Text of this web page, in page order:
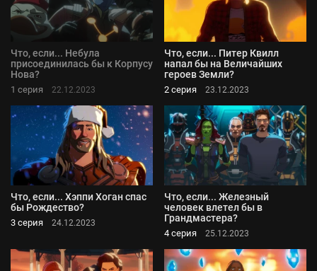
Что, если... Небула
присоединилась бы к Корпусу
Нова?
1 серия 22.12.2023
Что, если... Питер Квилл
напал бы на Величайших
героев Земли?
2 серия 23.12.2023
Что, если... Хэппи Хоган спас
бы Рождество?
3 серия 24.12.2023
Что, если... Железный
человек влетел бы в
Грандмастера?
4 серия 25.12.2023